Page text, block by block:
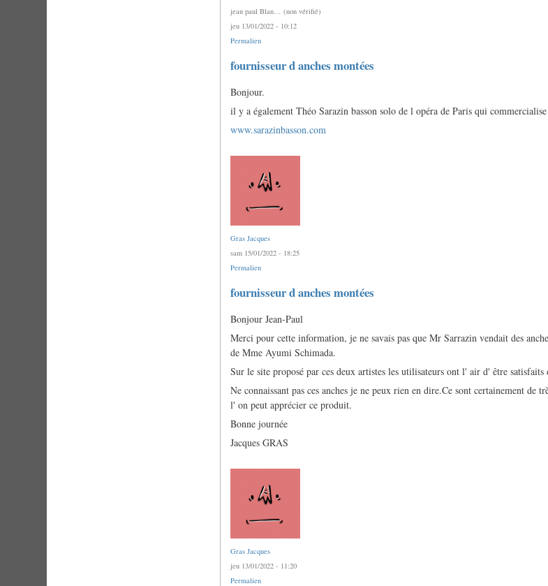
jean paul Blan… (non vérifié)
jeu 13/01/2022 - 10:12
Permalien
En
réponse
Fournisseur
finies
par
Jacques
fournisseur d anches montées
Bonjour.
il y a également Théo Sarazin basson solo de l opéra de Paris qui commercialise
www.sarazinbasson.com
Gras Jacques
sam 15/01/2022 - 18:25
Permalien
En
réponse
fournisseur
anches
montées
jean
Blan…
(non
vérifié)
fournisseur d anches montées
Bonjour Jean-Paul
Merci pour cette information, je ne savais pas que Mr Sarrazin vendait des
de Mme Ayumi Schimada.
Sur le site proposé par ces deux artistes les utilisateurs ont l' air d' être satisfaits
Ne connaissant pas ces anches je ne peux rien en dire.Ce sont certainement de
l' on peut apprécier ce produit.
Bonne journée
Jacques GRAS
Gras Jacques
jeu 13/01/2022 - 11:20
Permalien